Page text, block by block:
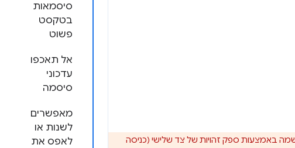
סיסמאות
בטקסט
פשוט
אל תאכפו
עדכוני
סיסמה
מאפשרים
לשנות או
לאפס את
באמצעות ספק זהויות של צד שלישי (כניסה